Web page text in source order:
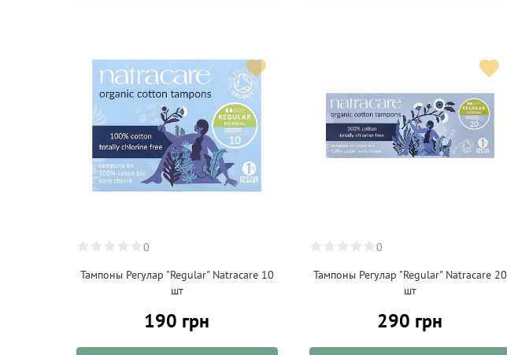
0
Тампоны Регулар "Regular" Natracare 10
шт
190 грн
0
Тампоны Регулар "Regular" Natracare 20
шт
290 грн